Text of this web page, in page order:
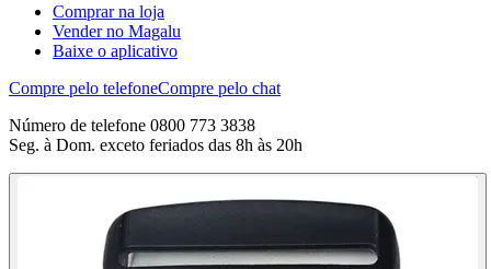
Comprar na loja
Vender no Magalu
Baixe o aplicativo
Compre pelo telefoneCompre pelo chat
Número de telefone 0800 773 3838
Seg. à Dom. exceto feriados das 8h às 20h